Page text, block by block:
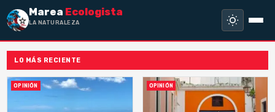
Marea Ecologista
LA NATURALEZA NO
LO MÁS RECIENTE
OPINIÓN OPINIÓN